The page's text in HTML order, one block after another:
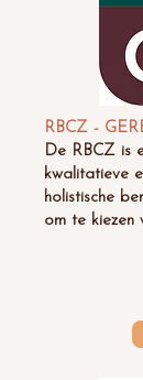
RBCZ -
De RBCZ is
kwalitatieve
holistische
om te kiezen